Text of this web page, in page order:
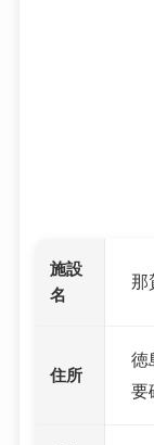
施設
名
那
住所
徳
要